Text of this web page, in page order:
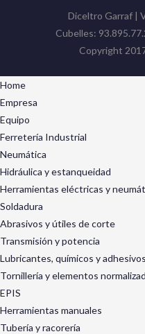
Diceltro Garraf |
Cubelles:
Copyright
Home
Empresa
Equipo
Ferretería Industrial
Neumática
Hidráulica y estanqueidad
Herramientas eléctricas y
Soldadura
Abrasivos y útiles de corte
Transmisión y potencia
Lubricantes, químicos y adhesivos
Tornillería y elementos
EPIS
Herramientas manuales
Tubería y racorería